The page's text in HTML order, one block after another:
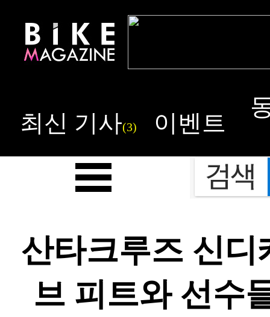
최신 기사(3) 이벤트
산타크루즈 신디
브 피트와 선수